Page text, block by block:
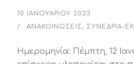
10 ΙΑΝΟΥΑΡΊΟΥ 2023
ΑΝΑΚΟΙΝΏΣΕΙΣ, ΣΥΝΈΔΡΙΑ-
Ημερομηνία: Πέμπτη, 12